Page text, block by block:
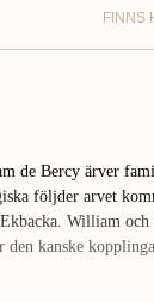
FINNS
de Bercy ärver
följder arvet
William och
den kanske